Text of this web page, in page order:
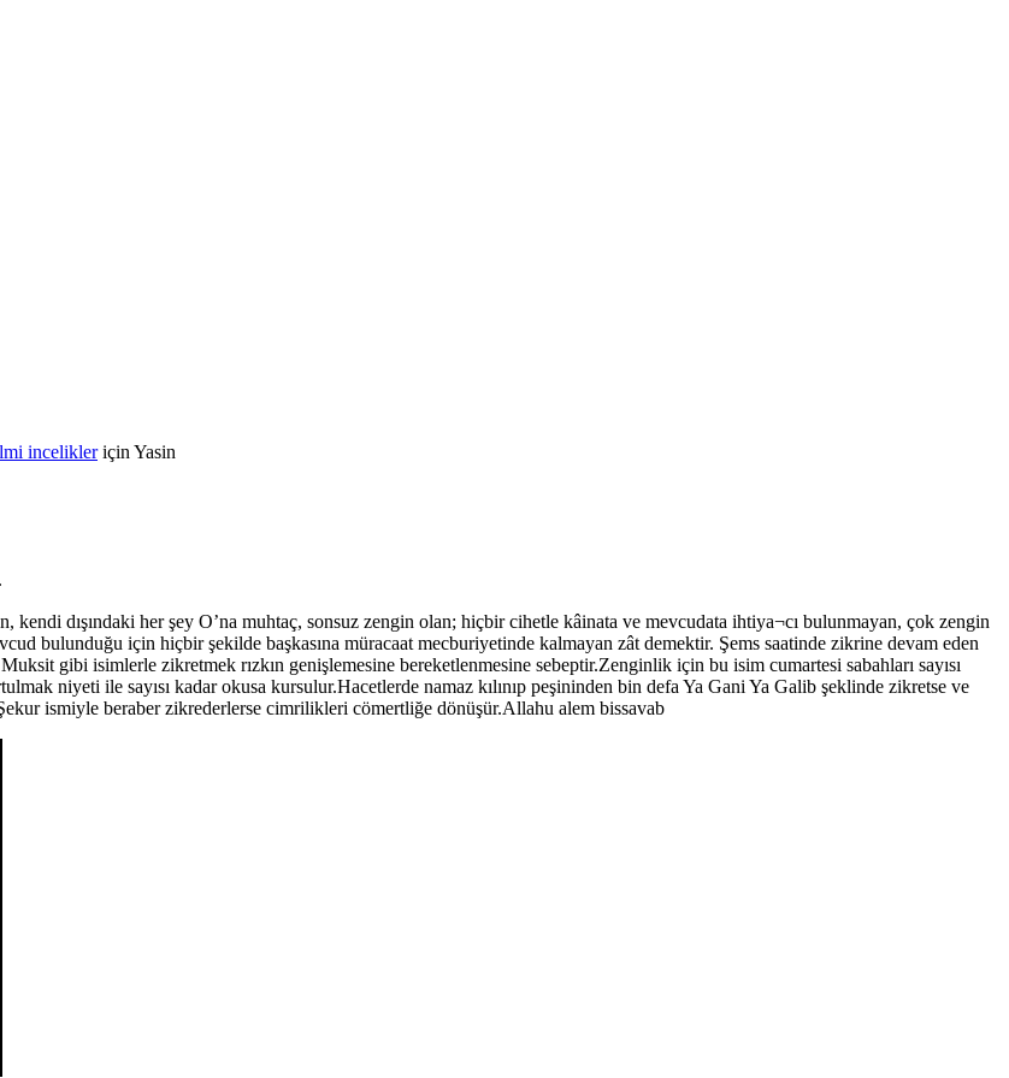
incelikleriçin Yasin
kendi dışındaki her şey O’na muhtaç, sonsuz zengin olan; hiçbir cihetle kâinata ve mevcudata ihtiya¬cı bulunmayan, çok zengin
bulunduğu için hiçbir şekilde başkasına müracaat mecburiyetinde kalmayan zât demektir. Şems saatinde zikrine devam eden
gibi isimlerle zikretmek rızkın genişlemesine bereketlenmesine sebeptir.Zenginlik için bu isim cumartesi sabahları sayısı
niyeti ile sayısı kadar okusa kursulur.Hacetlerde namaz kılınıp peşininden bin defa Ya Gani Ya Galib şeklinde zikretse ve
ismiyle beraber zikrederlerse cimrilikleri cömertliğe dönüşür.Allahu alem bissavab